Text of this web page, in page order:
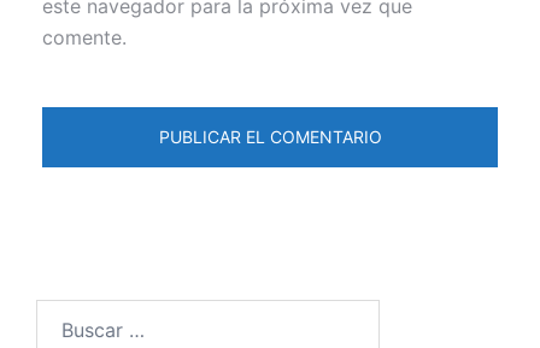
este navegador para la próxima vez que
comente.